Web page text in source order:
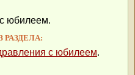
юбилеем.
РАЗДЕЛА:
с юбилеем.